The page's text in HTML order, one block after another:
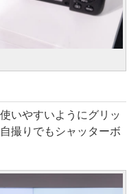
いやすいようにグリッ
撮りでもシャッターボ